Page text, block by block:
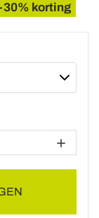
30% korting